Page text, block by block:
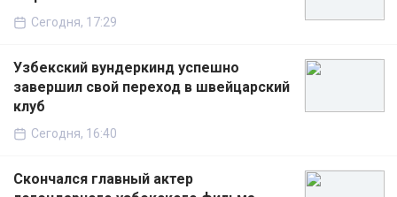
Сегодня, 17:29
Узбекский вундеркинд успешно
завершил свой переход в швейцарский
клуб
Сегодня, 16:40
Скончался главный актер